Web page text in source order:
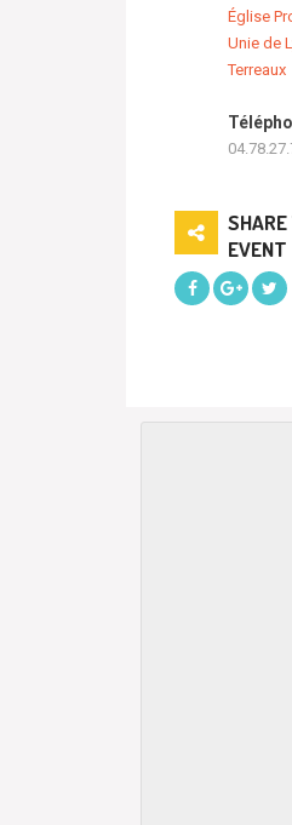
Église
Unie de
Terreaux
EVENT